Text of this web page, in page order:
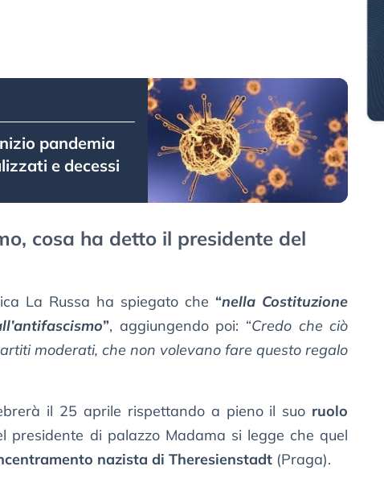
pandemia
e decessi
cosa ha detto il presidente del
La Russa ha spiegato che “nella Costituzione
”, aggiungendo poi: “Credo che ciò
moderati, che non volevano fare questo regalo
il 25 aprile rispettando a pieno il suo ruolo
presidente di palazzo Madama si legge che quel
nazista di Theresienstadt (Praga).